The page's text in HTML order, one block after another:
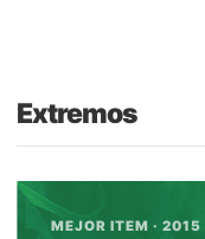
Extremos
MEJOR ITEM · 2015